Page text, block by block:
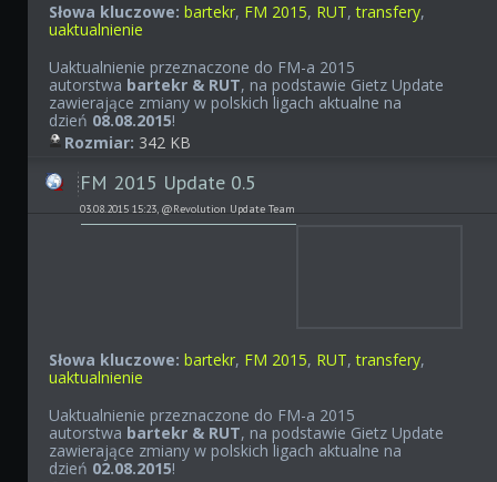
Słowa kluczowe: bartekr, FM 2015, RUT,transfery,
uaktualnienie
Uaktualnienie przeznaczone do FM-a 2015
autorstwa bartekr & RUT, na podstawie Gietz Update
zawierające zmiany w polskich ligach aktualne na
dzień 08.08.2015!
Rozmiar: 342 KB
FM 2015 Update 0.5
03.08.2015 15:23, @Revolution Update Team
Słowa kluczowe: bartekr, FM 2015, RUT,transfery,
uaktualnienie
Uaktualnienie przeznaczone do FM-a 2015
autorstwa bartekr & RUT, na podstawie Gietz Update
zawierające zmiany w polskich ligach aktualne na
dzień 02.08.2015!